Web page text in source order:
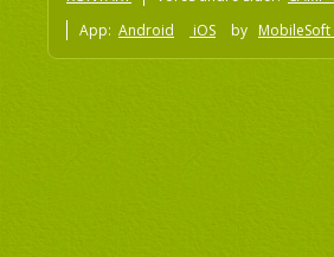
App: Android iOS by MobileSoft